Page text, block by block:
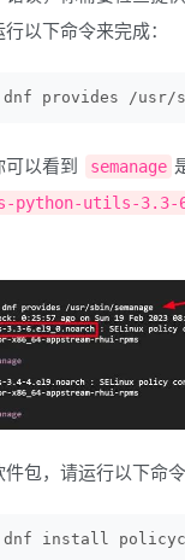
以下命令来完成：
dnf provides /usr/
可以看到 semanage
python-utils-3.3-
包，请运行以下命令
dnf install